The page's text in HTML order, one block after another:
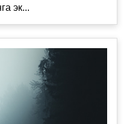
эк...